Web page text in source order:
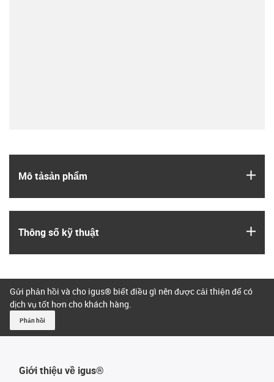
Mô tả­sản phẩm
Thông số kỹ thuật
Gửi phản hồi và cho igus® biết điều gì nên được cải thiện để có
dịch vụ tốt hơn cho khách hàng.
Phản hồi
Giới thiệu về igus®